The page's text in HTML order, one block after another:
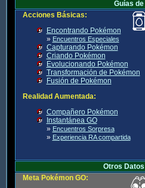
Guías
Acciones Básicas:
Encontrando Pokémon
» Encuentros Especiales
Capturando Pokémon
Criando Pokémon
Evolucionando Pokémon
Transformación de Pokémon
Fusión de Pokémon
Realidad Aumentada:
Compañero Pokémon
Instantánea GO
» Encuentros Sorpresa
» Experiencia RA compartida
Otros
Meta Pokémon GO: